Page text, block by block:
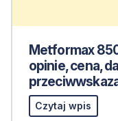
Metformax
opinie, cena,
Czytaj wpis